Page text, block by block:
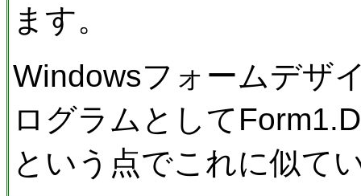
ます。
Windowsフォームデザ
ログラムとして
という点でこれに似て